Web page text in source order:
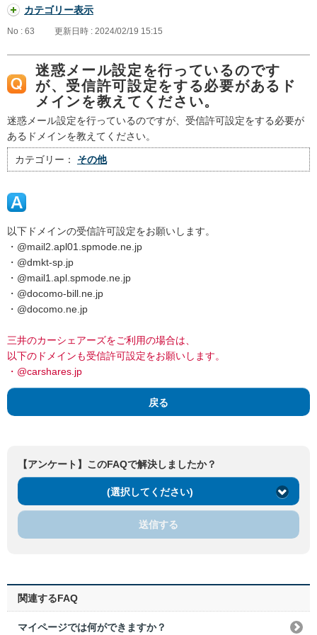
カテゴリー表示
No : 63 更新日時 : 2024/02/19 15:15
迷惑メール設定を行っているのです
が、受信許可設定をする必要があるド
メインを教えてください。
迷惑メール設定を行っているのですが、受信許可設定をする必要が
あるドメインを教えてください。
カテゴリー： その他
以下ドメインの受信許可設定をお願いします。
・@mail2.apl01.spmode.ne.jp
・@dmkt-sp.jp
・@mail1.apl.spmode.ne.jp
・@docomo-bill.ne.jp
・@docomo.ne.jp
三井のカーシェアーズをご利用の場合は、
以下のドメインも受信許可設定をお願いします。
・@carshares.jp
戻る
【アンケート】このFAQで解決しましたか？
(選択してください)
送信する
関連するFAQ
マイページでは何ができますか？